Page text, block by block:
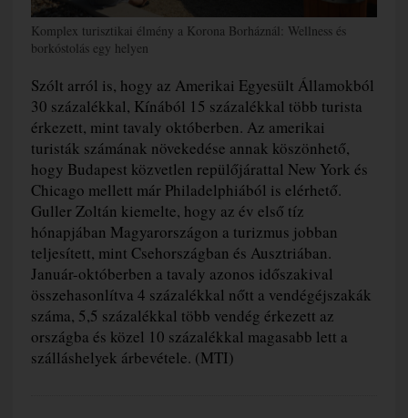
Komplex turisztikai élmény a Korona Borháznál: Wellness és
borkóstolás egy helyen
Szólt arról is, hogy az Amerikai Egyesült Államokból
30 százalékkal, Kínából 15 százalékkal több turista
érkezett, mint tavaly októberben. Az amerikai
turisták számának növekedése annak köszönhető,
hogy Budapest közvetlen repülőjárattal New York és
Chicago mellett már Philadelphiából is elérhető.
Guller Zoltán kiemelte, hogy az év első tíz
hónapjában Magyarországon a turizmus jobban
teljesített, mint Csehországban és Ausztriában.
Január-októberben a tavaly azonos időszakival
összehasonlítva 4 százalékkal nőtt a vendégéjszakák
száma, 5,5 százalékkal több vendég érkezett az
országba és közel 10 százalékkal magasabb lett a
szálláshelyek árbevétele. (MTI)